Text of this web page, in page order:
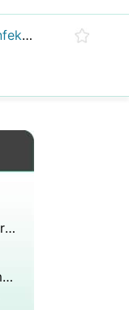
Hvordan bli kvitt en Ear Fungal Infeksjon
Er Prednison Brukes for mellomøret infeksjoner
I hvilken alder blir en guttes stemme dypere?